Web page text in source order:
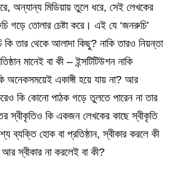
অন্যান্য মিডিয়ায় তুলে ধরে, সেই লেখকের
গড়ে তোলার চেষ্টা করে। এই যে ‘জনরুচি’
তার থেকে আলাদা কিছু? নাকি তারও নিয়ন্তা
মানেই বা কী – ইন্সটিটিউশন নাকি
অনেকসময়েই একাঙ্গী হয়ে যায় না? আর
কি কোনো পাঠক গড়ে তুলতে পারেন না তার
স্বীকৃতিও কি একজন লেখকের কাছে স্বীকৃতি
ব্যক্তি হোক বা প্রতিষ্ঠান, স্বীকার করলে কী
স্বীকার না করলেই বা কী?